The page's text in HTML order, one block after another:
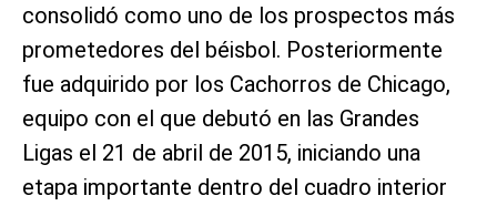
consolidó como uno de los prospectos más
prometedores del béisbol. Posteriormente
fue adquirido por los Cachorros de Chicago,
equipo con el que debutó en las Grandes
Ligas el 21 de abril de 2015, iniciando una
etapa importante dentro del cuadro interior